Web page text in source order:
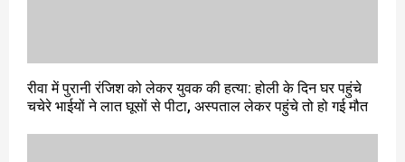
रीवा में पुरानी रंजिश को लेकर युवक की हत्या: होली के दिन घर पहुंचे
चचेरे भाईयों ने लात घूसों से पीटा, अस्पताल लेकर पहुंचे तो हो गई मौत